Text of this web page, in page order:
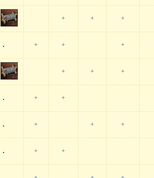
+ + +
+ + +
+ + +
+ +
+ + +
+ +